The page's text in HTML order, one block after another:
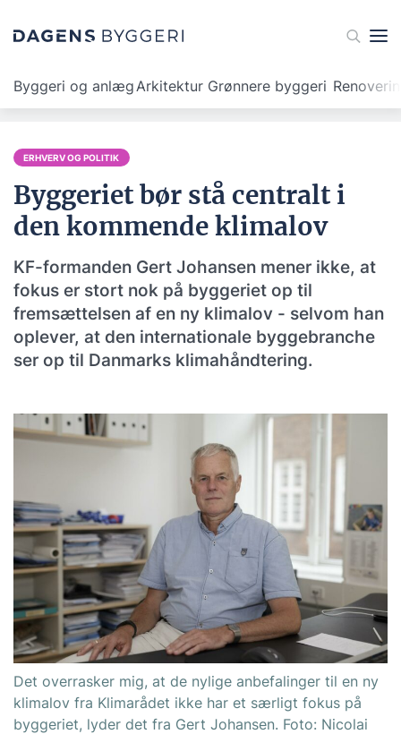
Byggeri og anlægArkitektur Grønnere byggeri
ERHVERV OG POLITIK
Byggeriet bør stå centralt i
den kommende klimalov
KF-formanden Gert Johansen mener ikke, at
fokus er stort nok på byggeriet op til
fremsættelsen af en ny klimalov - selvom han
oplever, at den internationale byggebranche
ser op til Danmarks klimahåndtering.
Det overrasker mig, at de nylige anbefalinger til en ny
klimalov fra Klimarådet ikke har et særligt fokus på
byggeriet, lyder det fra Gert Johansen. Foto: Nicolai